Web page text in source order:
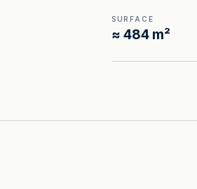
SURFACE
≈ 484 m²